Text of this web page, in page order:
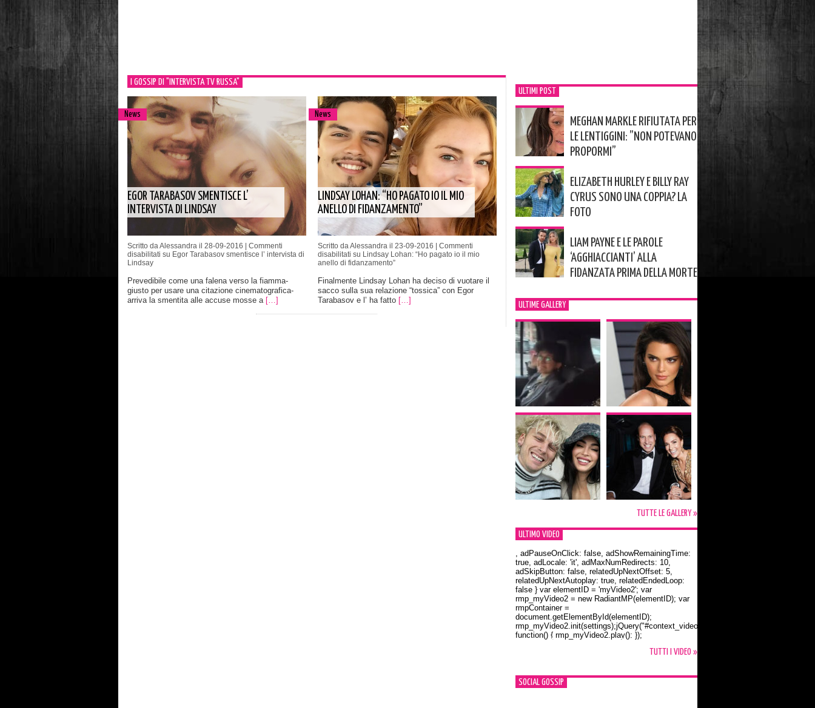
I GOSSIP DI "INTERVISTA TV RUSSA"
News
EGOR TARABASOV SMENTISCE L’
INTERVISTA DI LINDSAY
Scritto da Alessandra il 28-09-2016 | Commenti
disabilitati su Egor Tarabasov smentisce l’ intervista di
Lindsay
Prevedibile come una falena verso la fiamma-
giusto per usare una citazione cinematografica-
arriva la smentita alle accuse mosse a […]
News
LINDSAY LOHAN: “HO PAGATO IO IL MIO
ANELLO DI FIDANZAMENTO”
Scritto da Alessandra il 23-09-2016 | Commenti
disabilitati su Lindsay Lohan: “Ho pagato io il mio
anello di fidanzamento”
Finalmente Lindsay Lohan ha deciso di vuotare il
sacco sulla sua relazione “tossica” con Egor
Tarabasov e l’ ha fatto […]
ULTIMI POST
MEGHAN MARKLE RIFIUTATA PER
LE LENTIGGINI: ”NON POTEVANO
PROPORMI”
ELIZABETH HURLEY E BILLY RAY
CYRUS SONO UNA COPPIA? LA
FOTO
LIAM PAYNE E LE PAROLE
‘AGGHIACCIANTI’ ALLA
FIDANZATA PRIMA DELLA MORTE
ULTIME GALLERY
TUTTE LE GALLERY »
ULTIMO VIDEO
Orlando Bloom e la t-shirt dedicata a Flynn
, adPauseOnClick: false, adShowRemainingTime:
true, adLocale: 'it', adMaxNumRedirects: 10,
adSkipButton: false, relatedUpNextOffset: 5,
relatedUpNextAutoplay: true, relatedEndedLoop:
false } var elementID = 'myVideo2'; var
rmp_myVideo2 = new RadiantMP(elementID); var
rmpContainer =
document.getElementById(elementID);
rmp_myVideo2.init(settings);jQuery("#context_video2").one("mouseover",
function() { rmp_myVideo2.play(); });
TUTTI I VIDEO »
SOCIAL GOSSIP